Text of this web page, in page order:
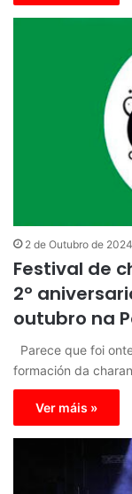
2 de Outubro de 2024
Festival de
2º
outubro na
Parece que foi
formación da
Ver máis »